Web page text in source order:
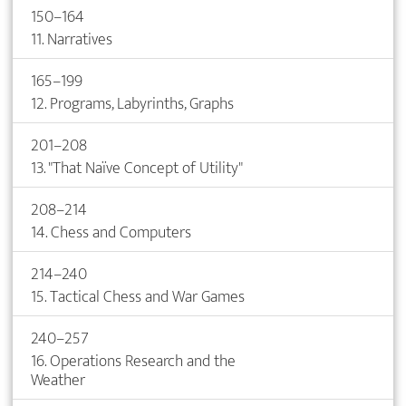
150–164
11. Narratives
165–199
12. Programs, Labyrinths, Graphs
201–208
13. "That Naïve Concept of Utility"
208–214
14. Chess and Computers
214–240
15. Tactical Chess and War Games
240–257
16. Operations Research and the
Weather